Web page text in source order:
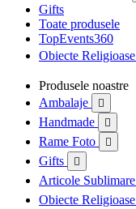
Gifts
Toate produsele
TopEvents360
Obiecte Religioase
Produsele noastre
Ambalaje

Handmade 
Rame Foto 
Gifts 
Articole Sublimare
Obiecte Religioase